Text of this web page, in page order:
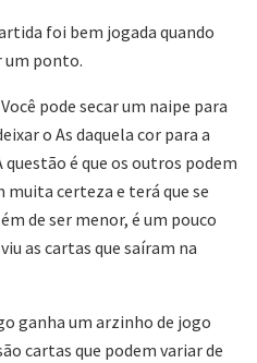
foi bem jogada quando
um ponto.
pode secar um naipe para
o As daquela cor para a
é que os outros podem
muita certeza e terá que se
de ser menor, é um pouco
as cartas que saíram na
ganha um arzinho de jogo
cartas que podem variar de